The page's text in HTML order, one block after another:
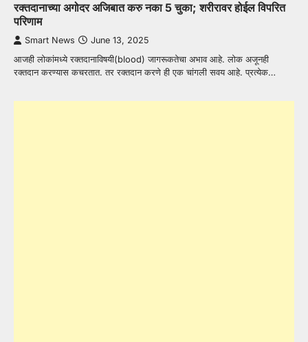
रक्तदानाच्या अगोदर अजिबात करु नका 5 चुका; शरीरावर होईल विपरित
परिणाम
Smart News June 13, 2025
आजही लोकांमध्ये रक्तदानाविषयी(blood) जागरूकतेचा अभाव आहे. लोक अजूनही
रक्तदान करण्यास कचरतात. तर रक्तदान करणे ही एक चांगली सवय आहे. प्रत्येक…